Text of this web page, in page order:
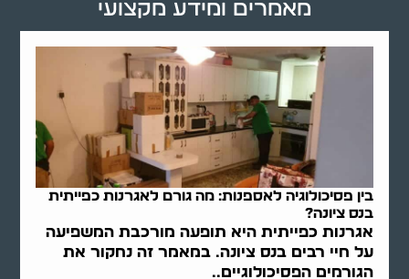
בין פסיכולוגיה לאספנות: מה גורם לאגרנות כפייתית
בנס ציונה?
אגרנות כפייתית היא תופעה מורכבת המשפיעה
על חיי רבים בנס ציונה. במאמר זה נחקור את
הגורמים הפסיכולוגיים..
מאמרים ומידע מקצועי